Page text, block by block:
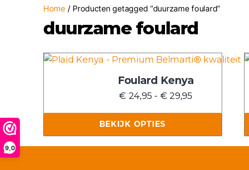
9,0
Home/ Producten getagged “duurzame foulard”
duurzame foulard
Foulard Kenya
€ 24,95 - € 29,95Prijsklasse:
€ 29,95
BEKIJK OPTIES
Dit
variaties.
optie